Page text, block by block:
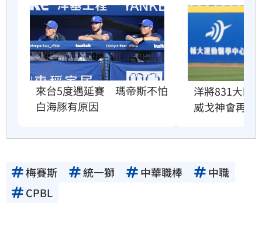
來台5度遇延賽　瑪帝斯不怕
白海豚有原因
洋將831大限
威戈神會再試
梅賽斯 統一獅 中華職棒
中職
CPBL